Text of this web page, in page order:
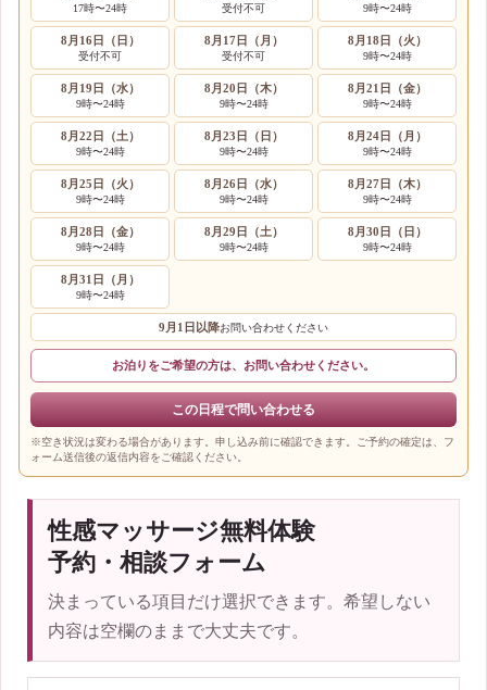
17時〜24時 受付不可 9時〜24時
8月16日（日）
受付不可
8月17日（月）
受付不可
8月18日（火）
9時〜24時
8月19日（水）
9時〜24時
8月20日（木）
9時〜24時
8月21日（金）
9時〜24時
8月22日（土）
9時〜24時
8月23日（日）
9時〜24時
8月24日（月）
9時〜24時
8月25日（火）
9時〜24時
8月26日（水）
9時〜24時
8月27日（木）
9時〜24時
8月28日（金）
9時〜24時
8月29日（土）
9時〜24時
8月30日（日）
9時〜24時
8月31日（月）
9時〜24時
9月1日以降お問い合わせください
お泊りをご希望の方は、お問い合わせください。
この日程で問い合わせる
※空き状況は変わる場合があります。申し込み前に確認できます。ご予約の確定は、フ
ォーム送信後の返信内容をご確認ください。